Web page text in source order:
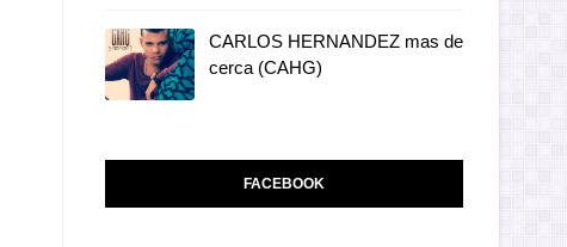
CARLOS HERNANDEZ mas de
cerca (CAHG)
FACEBOOK